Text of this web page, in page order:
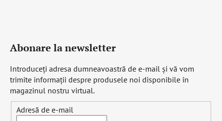
Abonare la newsletter
Introduceţi adresa dumneavoastră de e-mail şi vă vom
trimite informaţii despre produsele noi disponibile în
magazinul nostru virtual.
Adresă de e-mail